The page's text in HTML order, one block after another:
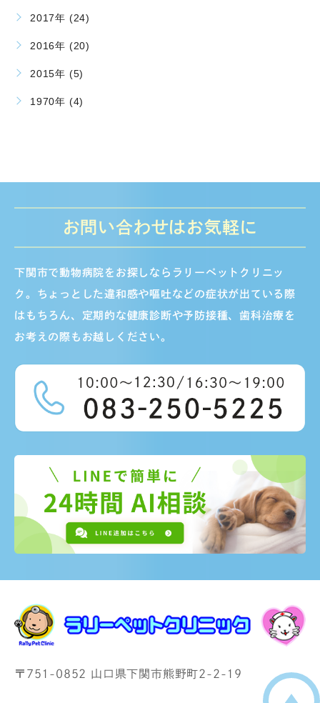
2017年 (24)
2016年 (20)
2015年 (5)
1970年 (4)
お問い合わせはお気軽に
下関市で動物病院をお探しならラリーペットクリニッ
ク。ちょっとした違和感や嘔吐などの症状が出ている際
はもちろん、定期的な健康診断や予防接種、歯科治療を
お考えの際もお越しください。
〒751-0852 山口県下関市熊野町2-2-19